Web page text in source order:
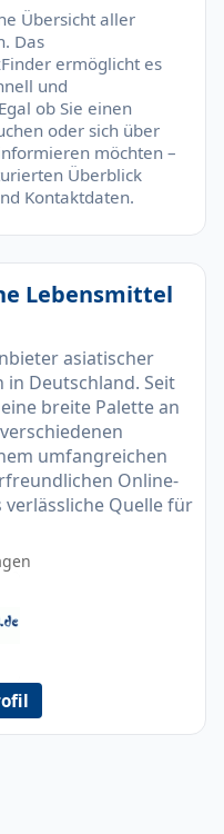
Übersicht aller
Das
ermöglicht es
und
ob Sie einen
oder sich über
möchten –
Überblick
Kontaktdaten.
Lebensmittel
asiatischer
in Deutschland. Seit
breite Palette an
umfangreichen
Online-
Quelle für